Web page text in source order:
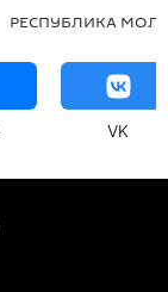
РЕСПУБЛИКА
VK